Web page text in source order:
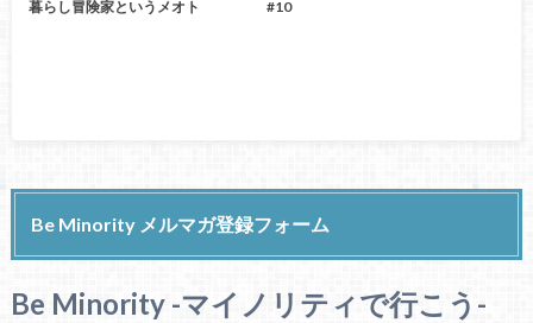
暮らし冒険家というメオト #10
Be Minority メルマガ登録フォーム
Be Minority -マイノリティで行こう-